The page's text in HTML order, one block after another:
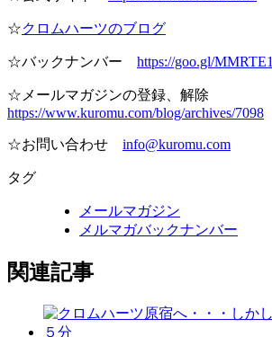
☆クロムハーツのブログ
☆バックナンバー https://goo.gl/MMRTE1
☆メールマガジンの登録、解除
https://www.kuromu.com/blog/archives/7098
☆お問い合わせ info@kuromu.com
タグ
メールマガジン
メルマガバックナンバー
関連記事